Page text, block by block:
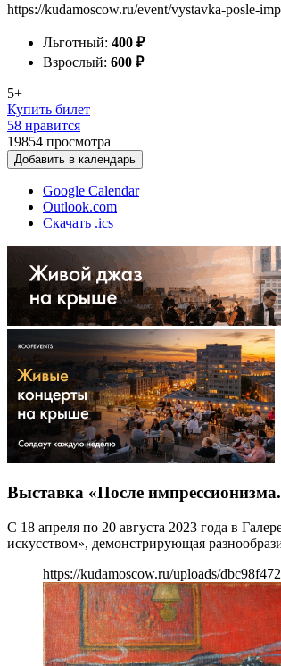
https://kudamoscow.ru/event/vystavka-posle-
Льготный: 400 ₽
Взрослый: 600 ₽
5+
Купить билет
58 нравится
19854 просмотра
Добавить в календарь
Google Calendar
Outlook.com
Скачать .ics
Выставка «После
С 18 апреля по 20 августа 2023 года в
искусством», демонстрирующая
https://kudamoscow.ru/uploads/